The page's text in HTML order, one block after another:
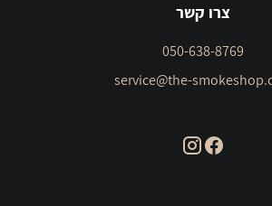
צרו קשר
050-638-8769
service@the-